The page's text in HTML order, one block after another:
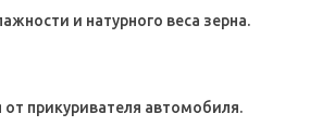
и натурного веса зерна.
прикуривателя автомобиля.